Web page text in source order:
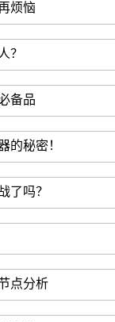
烦恼
？
备品
的秘密！
了吗？
点分析